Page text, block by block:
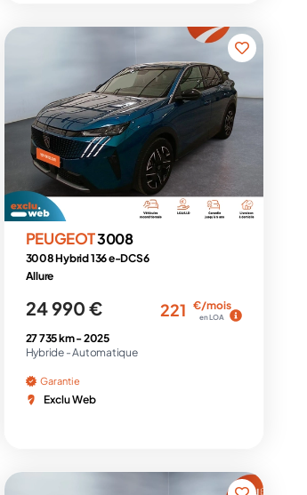
PEUGEOT3008
3008 Hybrid 136 e-DCS6
Allure
24 990 € 221 €/mois
en LOA
27 735 km -2025
Hybride -Automatique
Garantie
Exclu Web